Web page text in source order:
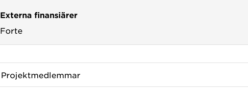
Externa finansiärer
Forte
Projektmedlemmar